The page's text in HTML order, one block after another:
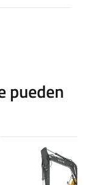
pueden